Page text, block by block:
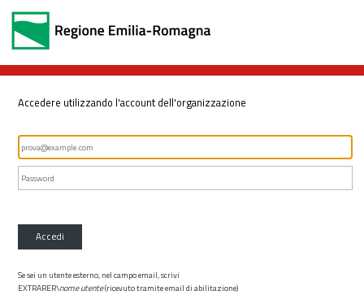
Accedere utilizzando l'account dell'organizzazione
Accedi
Se sei un utente esterno, nel campo email, scrivi
EXTRARER\nome utente(ricevuto tramite email di abilitazione)